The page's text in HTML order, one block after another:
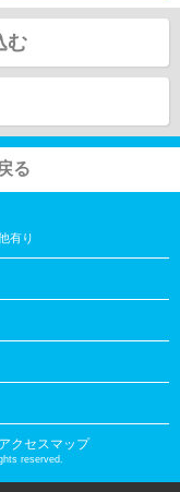
む
る
有り
アクセスマップ
reserved.